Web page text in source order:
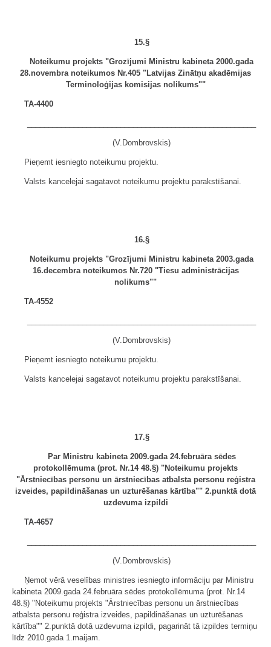
15.§
Noteikumu projekts "Grozījumi Ministru kabineta 2000.gada
28.novembra noteikumos Nr.405 "Latvijas Zinātņu akadēmijas
Terminoloģijas komisijas nolikums""
TA-4400
(V.Dombrovskis)
Pieņemt iesniegto noteikumu projektu.
Valsts kancelejai sagatavot noteikumu projektu parakstīšanai.
16.§
Noteikumu projekts "Grozījumi Ministru kabineta 2003.gada
16.decembra noteikumos Nr.720 "Tiesu administrācijas
nolikums""
TA-4552
(V.Dombrovskis)
Pieņemt iesniegto noteikumu projektu.
Valsts kancelejai sagatavot noteikumu projektu parakstīšanai.
17.§
Par Ministru kabineta 2009.gada 24.februāra sēdes
protokollēmuma (prot. Nr.14 48.§) "Noteikumu projekts
"Ārstniecības personu un ārstniecības atbalsta personu reģistra
izveides, papildināšanas un uzturēšanas kārtība"" 2.punktā dotā
uzdevuma izpildi
TA-4657
(V.Dombrovskis)
Ņemot vērā veselības ministres iesniegto informāciju par Ministru
kabineta 2009.gada 24.februāra sēdes protokollēmuma (prot. Nr.14
48.§) "Noteikumu projekts "Ārstniecības personu un ārstniecības
atbalsta personu reģistra izveides, papildināšanas un uzturēšanas
kārtība"" 2.punktā dotā uzdevuma izpildi, pagarināt tā izpildes termiņu
līdz 2010.gada 1.maijam.